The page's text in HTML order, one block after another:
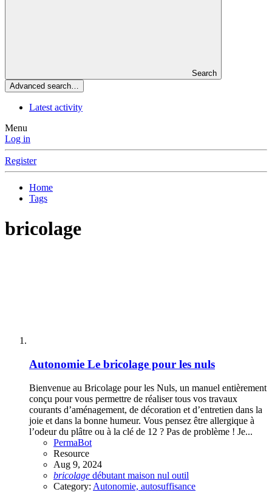
Search
Advanced search…
Latest activity
Menu
Log in
Register
Home
Tags
bricolage
Autonomie Le bricolage pour les nuls
Bienvenue au Bricolage pour les Nuls, un manuel entièrement
conçu pour vous permettre de réaliser tous vos travaux
courants d’aménagement, de décoration et d’entretien dans la
joie et dans la bonne humeur. Vous pensez être allergique à
l’odeur du plâtre ou à la clé de 12 ? Pas de problème ! Je...
PermaBot
Resource
Aug 9, 2024
bricolage débutant maison nul outil
Category: Autonomie, autosuffisance